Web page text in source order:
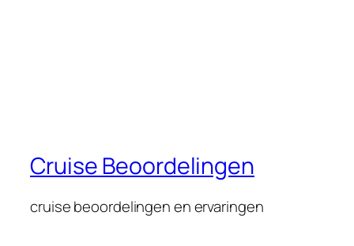
Cruise Beoordelingen
cruise beoordelingen en ervaringen